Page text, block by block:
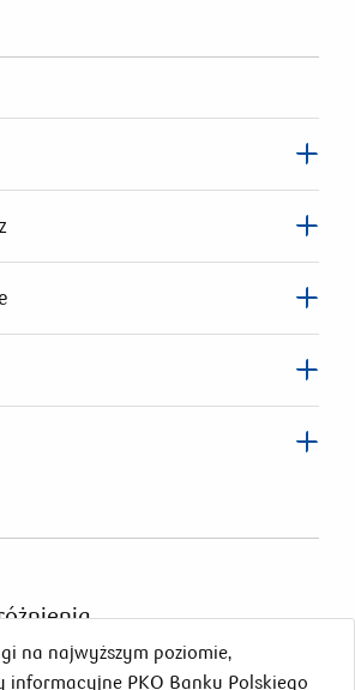
na najwyższym poziomie,
informacyjne PKO Banku Polskiego